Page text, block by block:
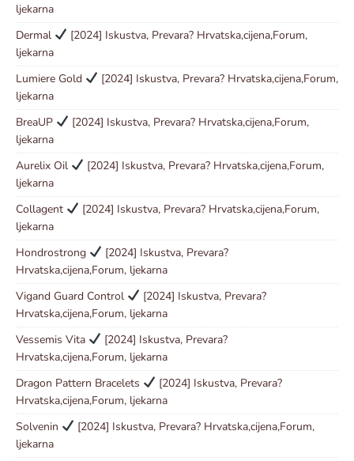
ljekarna
Dermal
[2024] Iskustva, Prevara? Hrvatska,cijena,Forum,
ljekarna
Lumiere Gold
[2024] Iskustva, Prevara? Hrvatska,cijena,Forum,
ljekarna
BreaUP
[2024] Iskustva, Prevara? Hrvatska,cijena,Forum,
ljekarna
Aurelix Oil
[2024] Iskustva, Prevara? Hrvatska,cijena,Forum,
ljekarna
Collagent
[2024] Iskustva, Prevara? Hrvatska,cijena,Forum,
ljekarna
Hondrostrong
[2024] Iskustva, Prevara?
Hrvatska,cijena,Forum, ljekarna
Vigand Guard Control
[2024] Iskustva, Prevara?
Hrvatska,cijena,Forum, ljekarna
Vessemis Vita
[2024] Iskustva, Prevara?
Hrvatska,cijena,Forum, ljekarna
Dragon Pattern Bracelets
[2024] Iskustva, Prevara?
Hrvatska,cijena,Forum, ljekarna
Solvenin
[2024] Iskustva, Prevara? Hrvatska,cijena,Forum,
ljekarna